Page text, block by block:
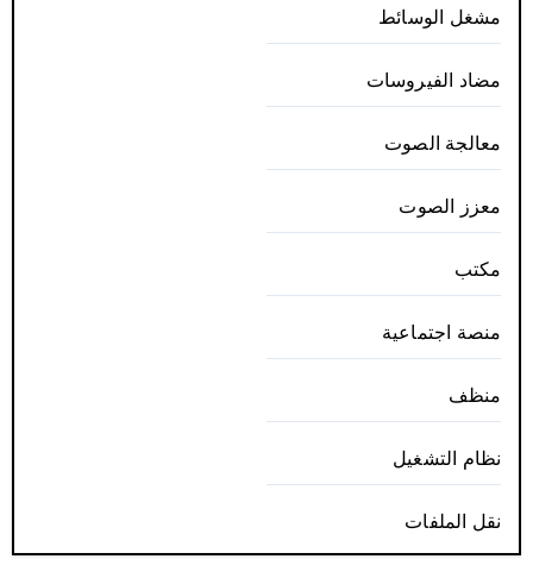
مشغل الوسائط
مضاد الفيروسات
معالجة الصوت
معزز الصوت
مكتب
منصة اجتماعية
منظف
نظام التشغيل
نقل الملفات